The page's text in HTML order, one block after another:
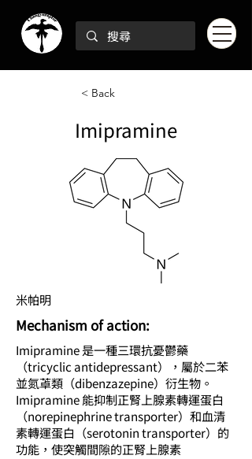
< Back
Imipramine
米帕明
Mechanism of action:
Imipramine 是一種三環抗憂鬱藥
（tricyclic antidepressant），屬於二苯
並氮䓬類（dibenzazepine）衍生物。
Imipramine 能抑制正腎上腺素轉運蛋白
（norepinephrine transporter）和血清
素轉運蛋白（serotonin transporter）的
功能，使突觸間隙的正腎上腺素